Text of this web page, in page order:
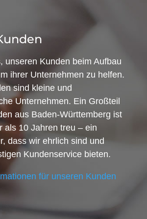
unseren Kunden beim Aufbau
ihrer Unternehmen zu helfen.
sind kleine und
Unternehmen. Ein Großteil
aus Baden-Württemberg ist
als 10 Jahren treu – ein
dass wir ehrlich sind und
Kundenservice bieten.
für unseren Kunden